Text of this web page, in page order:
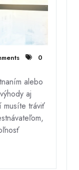
0
alebo
aj
musíte tráviť